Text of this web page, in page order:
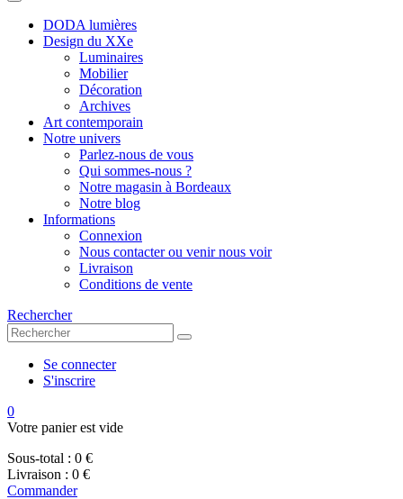
DODA lumières
Design du XXe
Luminaires
Mobilier
Décoration
Archives
Art contemporain
Notre univers
Parlez-nous de vous
Qui sommes-nous ?
Notre magasin à Bordeaux
Notre blog
Informations
Connexion
Nous contacter ou venir nous voir
Livraison
Conditions de vente
Rechercher
Se connecter
S'inscrire
0
Votre panier est vide
Sous-total : 0 €
Livraison : 0 €
Commander